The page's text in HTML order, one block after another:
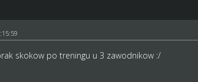
skokow po treningu u 3 zawodnikow :/